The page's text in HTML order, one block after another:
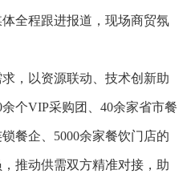
全程跟进报道，现场商贸氛
以资源联动、技术创新助
个VIP采购团、40余家省市餐
餐企、5000余家餐饮门店的
推动供需双方精准对接，助